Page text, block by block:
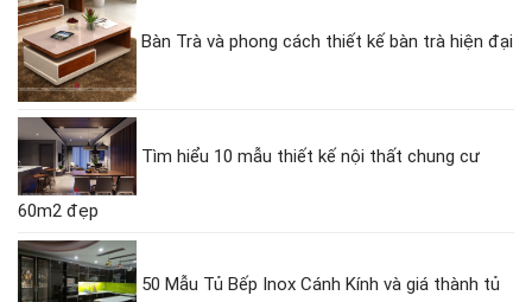
Bàn Trà và phong cách thiết kế bàn trà hiện đại
Tìm hiểu 10 mẫu thiết kế nội thất chung cư
60m2 đẹp
50 Mẫu Tủ Bếp Inox Cánh Kính và giá thành tủ